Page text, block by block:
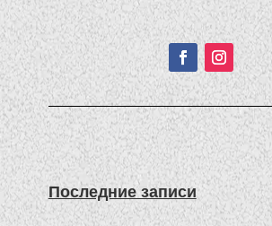
Подписывайтесь!
Последние записи